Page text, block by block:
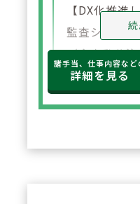
【DX化推進
監査システ
（全自動分
機、軟膏練
ド型の薬歴
続
諸手当、仕事内容など
詳細を見る